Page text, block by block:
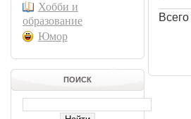
Хобби и
образование
Юмор
ПОИСК